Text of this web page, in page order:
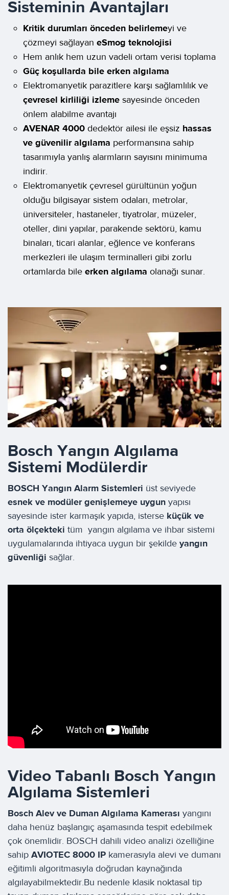
Sisteminin Avantajları
Kritik durumları önceden belirlemeyi ve
çözmeyi sağlayan eSmog teknolojisi
Hem anlık hem uzun vadeli ortam verisi toplama
Güç koşullarda bile erken algılama
Elektromanyetik parazitlere karşı sağlamlılık ve
çevresel kirliliği izleme sayesinde önceden
önlem alabilme avantajı
AVENAR 4000 dedektör ailesi ile eşsiz hassas
ve güvenilir algılama performansına sahip
tasarımıyla yanlış alarmların sayısını minimuma
indirir.
Elektromanyetik çevresel gürültünün yoğun
olduğu bilgisayar sistem odaları, metrolar,
üniversiteler, hastaneler, tiyatrolar, müzeler,
oteller, dini yapılar, parakende sektörü, kamu
binaları, ticari alanlar, eğlence ve konferans
merkezleri ile ulaşım terminalleri gibi zorlu
ortamlarda bile erken algılama olanağı sunar.
Bosch Yangın Algılama
Sistemi Modülerdir
BOSCH Yangın Alarm Sistemleri üst seviyede
esnek ve modüler genişlemeye uygun yapısı
sayesinde ister karmaşık yapıda, isterse küçük ve
orta ölçekteki tüm yangın algılama ve ihbar sistemi
uygulamalarında ihtiyaca uygun bir şekilde yangın
güvenliği sağlar.
Video Tabanlı Bosch Yangın
Algılama Sistemleri
Bosch Alev ve Duman Algılama Kamerası yangını
daha henüz başlangıç aşamasında tespit edebilmek
çok önemlidir. BOSCH dahili video analizi özelliğine
sahip AVIOTEC 8000 IP kamerasıyla alevi ve dumanı
eğitimli algoritmasıyla doğrudan kaynağında
algılayabilmektedir.Bu nedenle klasik noktasal tip